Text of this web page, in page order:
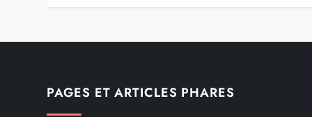
PAGES ET ARTICLES PHARES